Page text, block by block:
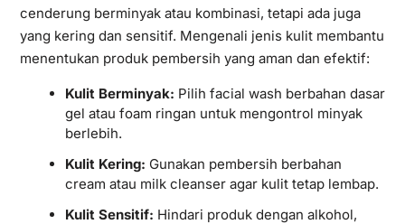
cenderung berminyak atau kombinasi, tetapi ada juga
yang kering dan sensitif. Mengenali jenis kulit membantu
menentukan produk pembersih yang aman dan efektif:
Kulit Berminyak: Pilih facial wash berbahan dasar
gel atau foam ringan untuk mengontrol minyak
berlebih.
Kulit Kering: Gunakan pembersih berbahan
cream atau milk cleanser agar kulit tetap lembap.
Kulit Sensitif: Hindari produk dengan alkohol,